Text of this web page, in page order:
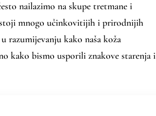
nailazimo na skupe tretmane i
mnogo učinkovitijih i prirodnijih
razumijevanju kako naša koža
kako bismo usporili znakove starenja i